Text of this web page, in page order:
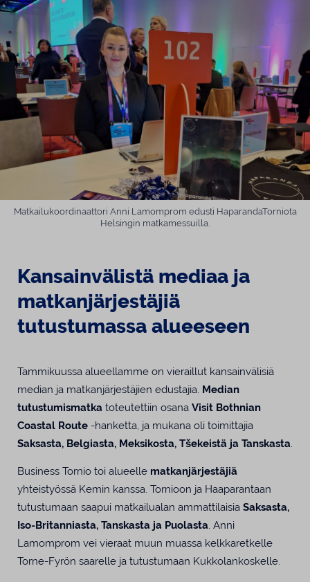
Matkailukoordinaattori Anni Lamomprom edusti HaparandaTorniota
Helsingin matkamessuilla.
Kansainvälistä mediaa ja
matkanjärjestäjiä
tutustumassa alueeseen
Tammikuussa alueellamme on vieraillut kansainvälisiä
median ja matkanjärjestäjien edustajia. Median
tutustumismatka toteutettiin osana Visit Bothnian
Coastal Route -hanketta, ja mukana oli toimittajia
Saksasta, Belgiasta, Meksikosta, Tšekeistä ja Tanskasta
Business Tornio toi alueelle matkanjärjestäjiä
yhteistyössä Kemin kanssa. Tornioon ja Haaparantaan
tutustumaan saapui matkailualan ammattilaisia Saksasta,
Iso-Britanniasta, Tanskasta ja Puolasta . Anni
Lamomprom vei vieraat muun muassa kelkkaretkelle
Torne-Fyrön saarelle ja tutustumaan Kukkolankoskelle.